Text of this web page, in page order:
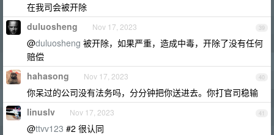
在我司会被开除
39
duluosheng Nov 17, 2023
@duluosheng 被开除，如果严重，造成中毒，开除了没有任何
赔偿
40
hahasong Nov 17, 2023
你呆过的公司没有法务吗，分分钟把你送进去。你打官司稳输
41
linuslv Nov 17, 2023
@ttvv123 #2 很认同